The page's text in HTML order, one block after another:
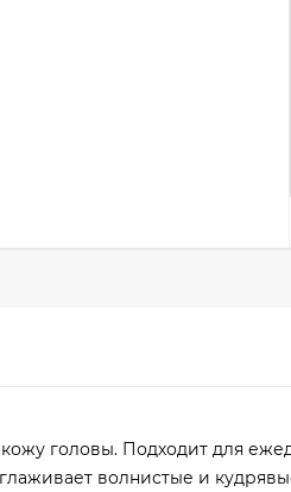
головы. Подходит для
волнистые и